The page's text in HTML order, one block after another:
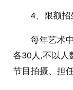
4、限额招
每年艺术
各30人,不以人
节目拍摄、担